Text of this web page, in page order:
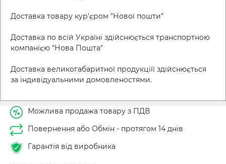
Доставка товару кур'єром "Нової пошти"
Доставка по всій Україні здійснюється транспортною
компанією "Нова Пошта"
Доставка великогабаритної продукціїї здійснюється
за індивідуальними домовленостями.
Можлива продажа товару з ПДВ
Повернення або Обмін - протягом 14 днів
Гарантія від виробника